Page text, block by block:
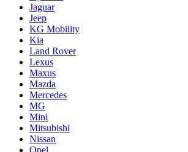
Jaguar
Jeep
KG Mobility
Kia
Land Rover
Lexus
Maxus
Mazda
Mercedes
MG
Mini
Mitsubishi
Nissan
Opel